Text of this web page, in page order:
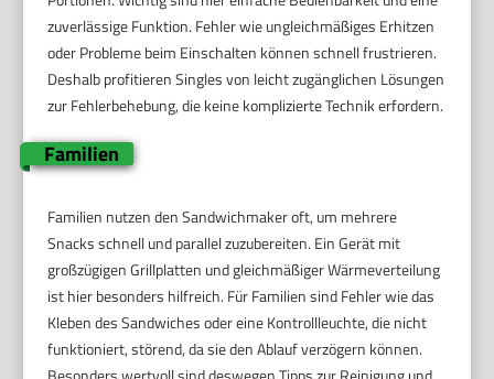
zuverlässige Funktion. Fehler wie ungleichmäßiges Erhitzen
oder Probleme beim Einschalten können schnell frustrieren.
Deshalb profitieren Singles von leicht zugänglichen Lösungen
zur Fehlerbehebung, die keine komplizierte Technik erfordern.
Familien
Familien nutzen den Sandwichmaker oft, um mehrere
Snacks schnell und parallel zuzubereiten. Ein Gerät mit
großzügigen Grillplatten und gleichmäßiger Wärmeverteilung
ist hier besonders hilfreich. Für Familien sind Fehler wie das
Kleben des Sandwiches oder eine Kontrollleuchte, die nicht
funktioniert, störend, da sie den Ablauf verzögern können.